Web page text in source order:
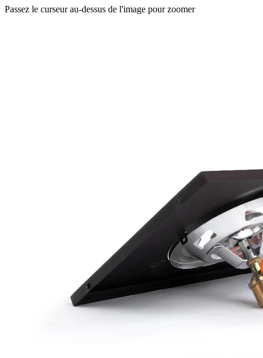
Passez le curseur au-dessus de l'image pour zoomer